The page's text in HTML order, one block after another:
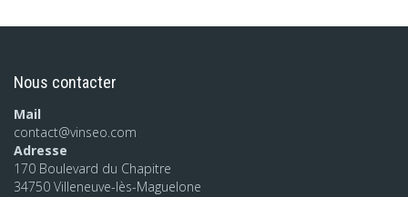
Nous contacter
Mail
contact@vinseo.com
Adresse
170 Boulevard du Chapitre
34750 Villeneuve-lès-Maguelone